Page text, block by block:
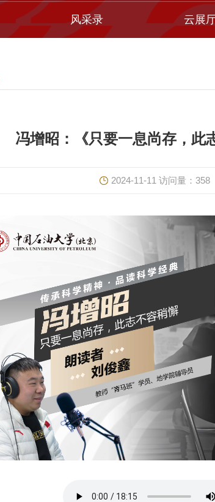
风采录 云展
冯增昭：《只要一息尚存，此
2024-11-11 访问量： 358